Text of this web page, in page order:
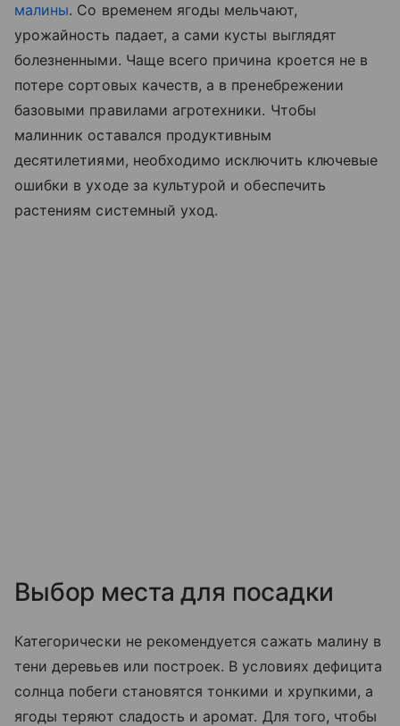
малины. Со временем ягоды мельчают,
урожайность падает, а сами кусты выглядят
болезненными. Чаще всего причина кроется не в
потере сортовых качеств, а в пренебрежении
базовыми правилами агротехники. Чтобы
малинник оставался продуктивным
десятилетиями, необходимо исключить ключевые
ошибки в уходе за культурой и обеспечить
растениям системный уход.
Выбор места для посадки
Категорически не рекомендуется сажать малину в
тени деревьев или построек. В условиях дефицита
солнца побеги становятся тонкими и хрупкими, а
ягоды теряют сладость и аромат. Для того, чтобы